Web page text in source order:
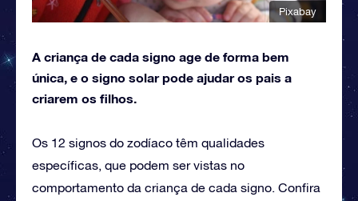
Pixabay
A criança de cada signo age de forma bem
única, e o signo solar pode ajudar os pais a
criarem os filhos.
Os 12 signos do zodíaco têm qualidades
específicas, que podem ser vistas no
comportamento da criança de cada signo. Confira